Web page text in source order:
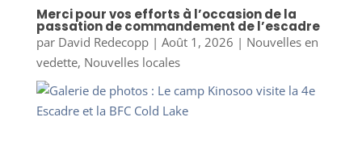
Merci pour vos efforts à l’occasion de la
passation de commandement de l’escadre
par David Redecopp| Août 1, 2026 | Nouvelles en
vedette, Nouvelles locales